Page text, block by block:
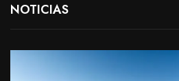
NOTICIAS